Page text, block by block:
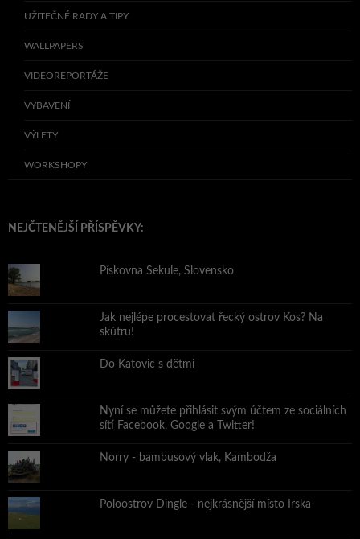
UŽITEČNÉ RADY A TIPY
WALLPAPERS
VIDEOREPORTÁŽE
VYBAVENÍ
VÝLETY
WORKSHOPY
NEJČTENĚJŠÍ PŘÍSPĚVKY:
Pískovna Sekule, Slovensko
Jak nejlépe procestovat řecký ostrov Kos? Na
skútru!
Do Katovic s dětmi
Nyní se můžete přihlásit svým účtem ze sociálních
sítí Facebook, Google a Twitter!
Norry - bambusový vlak, Kambodža
Poloostrov Dingle - nejkrásnější místo Irska